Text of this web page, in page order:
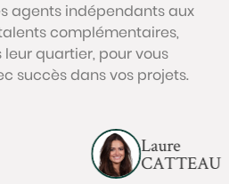
agents indépendants aux
complémentaires,
quartier, pour vous
succès dans vos projets.
Laure
CATTEAU